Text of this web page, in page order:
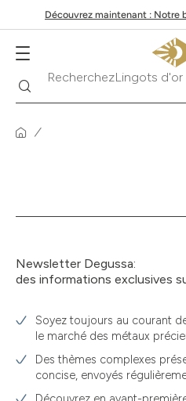
Découvrez maintenant : Notre
RechercheRecherchezLingots d'or
Newsletter Degussa:
des informations exclusives
Soyez toujours au courant
le marché des métaux
Des thèmes complexes
concise, envoyés